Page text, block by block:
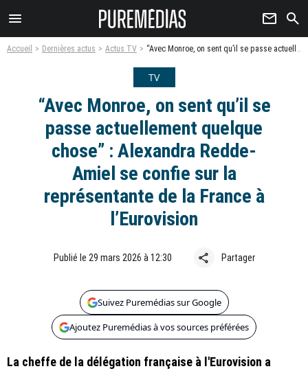
menu newsletter search
Accueil Dernières actus Actus TV “Avec Monroe, on sent qu’il se passe actuellement quelque chose” : Alexandra Redde-Amiel se confie sur la représentante de la France à l’Eurovision
TV
“Avec Monroe, on sent qu’il se
passe actuellement quelque
chose” : Alexandra Redde-
Amiel se confie sur la
représentante de la France à
l’Eurovision
Publié le 29 mars 2026 à 12:30 share Partager
Suivez Puremédias sur Google
Ajoutez Puremédias à vos sources préférées
La cheffe de la délégation française à l'Eurovision a